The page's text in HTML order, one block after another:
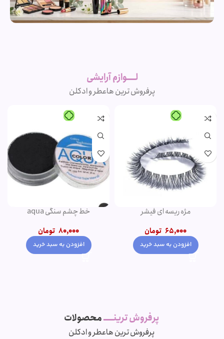
برندلــــوازم آرایشی
پرفروش ترین هاعطر و ادکلن
مژه ریسه ای فیشر
65,000 تومان
افزودن به سبد خرید
خط چشم سنگی aqua
80,000 تومان
افزودن به سبد خرید
پرفروش ترینـــــمحصولات
پرفروش ترین هاعطر و ادکلن